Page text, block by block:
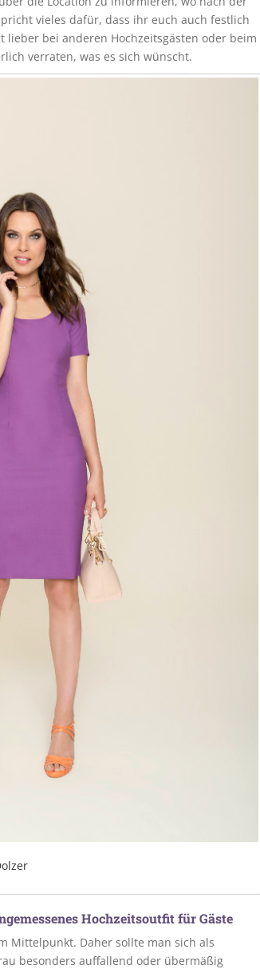
vieles dafür, dass ihr euch auch festlich
bei anderen Hochzeitsgästen oder beim
verraten, was es sich wünscht.
Hochzeitsoutfit für Gäste
Mittelpunkt. Daher sollte man sich als
besonders auffallend oder übermäßig